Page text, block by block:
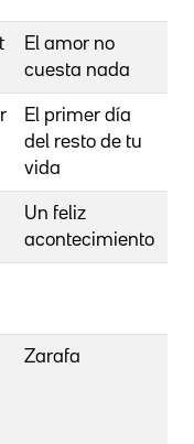
El amor no
cuesta nada
El primer día
del resto de tu
vida
Un feliz
acontecimiento
Zarafa